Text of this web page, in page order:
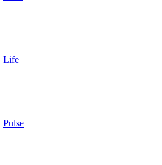
Life
Pulse